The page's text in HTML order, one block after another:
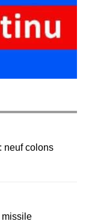
neuf colons
missile